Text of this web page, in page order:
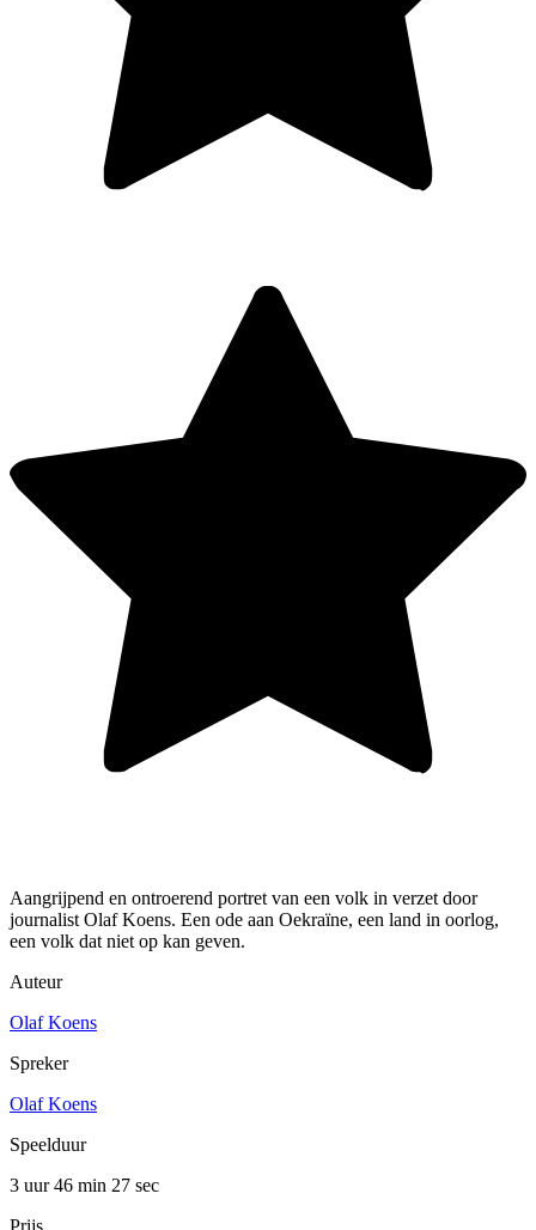
Aangrijpend en ontroerend portret van een volk in verzet door
journalist Olaf Koens. Een ode aan Oekraïne, een land in oorlog,
een volk dat niet op kan geven.
Auteur
Olaf Koens
Spreker
Olaf Koens
Speelduur
3 uur 46 min 27 sec
Prijs